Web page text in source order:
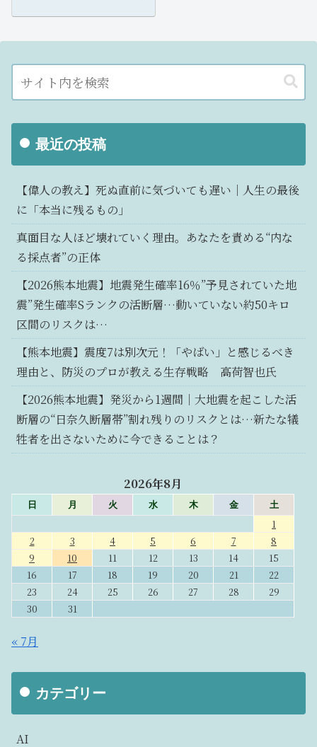
最近の投稿
【偉人の教え】死ぬ直前に気づいても遅い｜人生の最後
に「本当に残るもの」
真面目な人ほど壊れていく理由。あなたを責める“内な
る採点者”の正体
【2026熊本地震】地震発生確率16％”予見されていた地
震”発生確率Sランクの活断層…動いていない約50キロ
区間のリスクは…
【熊本地震】震度7は別次元！「やばい」と感じるべき
理由と、防災のプロが教える生存戦略 高荷智也氏
【2026熊本地震】発災から1週間｜大地震を起こした活
断層の“日奈久断層帯”割れ残りのリスクとは…新たな犠
牲者を出さないために今できることは？
2026年8月
日 月 火 水 木 金 土
1
2
3 4 5 6 7
8
9
10 11 12 13 14
15
16
17 18 19 20 21
22
23
24 25 26 27 28
29
30
31
« 7月
カテゴリー
AI